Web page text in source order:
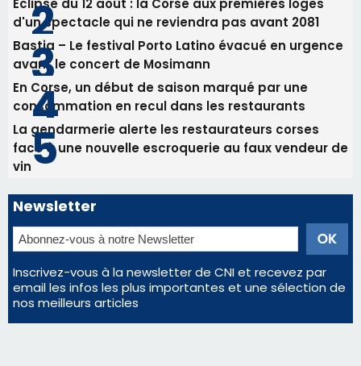
Commandant Antoine de Saint Exupery
Les plus lus
Satine Nomary est la nouvelle Miss Corse 2026
Éclipse du 12 août : la Corse aux premières loges
d'un spectacle qui ne reviendra pas avant 2081
Bastia – Le festival Porto Latino évacué en urgence
avant le concert de Mosimann
En Corse, un début de saison marqué par une
consommation en recul dans les restaurants
La gendarmerie alerte les restaurateurs corses
face à une nouvelle escroquerie au faux vendeur de